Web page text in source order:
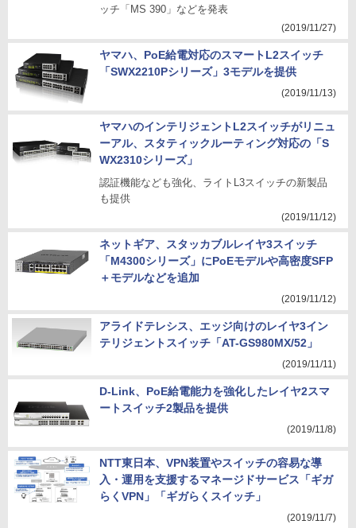
ッチ「MS 390」などを発表
(2019/11/27)
ヤマハ、PoE給電対応のスマートL2スイッチ
「SWX2210Pシリーズ」3モデルを提供
(2019/11/13)
ヤマハのインテリジェントL2スイッチがリニュ
ーアル、スタティックルーティング対応の「S
WX2310シリーズ」
認証機能なども強化、ライトL3スイッチの新製品
も提供
(2019/11/12)
ネットギア、スタッカブルレイヤ3スイッチ
「M4300シリーズ」にPoEモデルや高密度SFP
＋モデルなどを追加
(2019/11/12)
アライドテレシス、エッジ向けのレイヤ3イン
テリジェントスイッチ「AT-GS980MX/52」
(2019/11/11)
D-Link、PoE給電能力を強化したレイヤ2スマ
ートスイッチ2製品を提供
(2019/11/8)
NTT東日本、VPN装置やスイッチの容易な導
入・運用を支援するマネージドサービス「ギガ
らくVPN」「ギガらくスイッチ」
(2019/11/7)